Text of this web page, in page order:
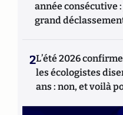
année consécutive
grand
2L’été 2026
les écologistes
ans : non, et voilà